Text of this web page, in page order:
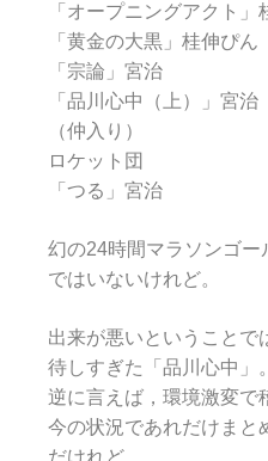
「オープニングアクト」
「黄金の大黒」桂伸ぴん
「宗論」宮治
「品川心中（上）」宮治
（仲入り）
ロケット団
「つる」宮治
幻の24時間マラソンゴ
ではいないけれど。
出来が悪いということで
待しすぎた「品川心中」。
逆に言えば，環境激変で
今の状況であれだけまと